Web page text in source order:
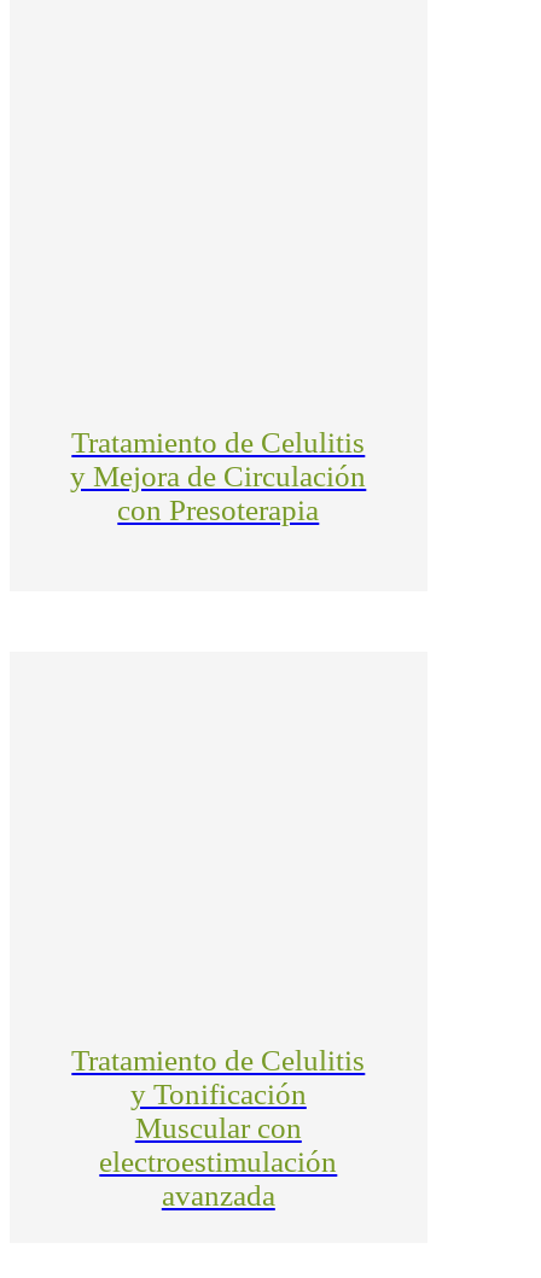
Tratamiento de Celulitis
y Mejora de Circulación
con Presoterapia
Tratamiento de Celulitis
y Tonificación
Muscular con
electroestimulación
avanzada